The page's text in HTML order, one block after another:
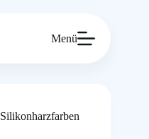
Menü
Silikonharzfarben